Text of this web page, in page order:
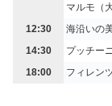
マルモ（
12:30
海沿いの
14:30
プッチー
18:00
フィレン